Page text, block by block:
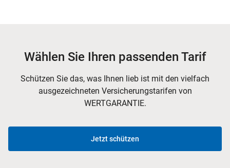
Wählen Sie Ihren passenden Tarif
Schützen Sie das, was Ihnen lieb ist mit den vielfach
ausgezeichneten Versicherungstarifen von
WERTGARANTIE.
Jetzt schützen